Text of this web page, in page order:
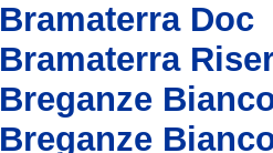
Bramaterra Doc
Bramaterra
Breganze
Breganze